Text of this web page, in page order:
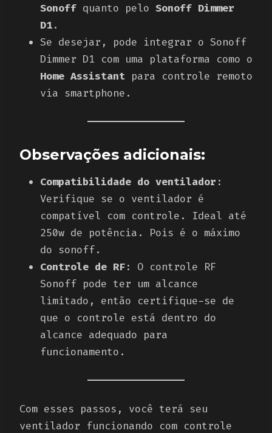
Sonoff quanto pelo Sonoff Dimmer
D1.
Se desejar, pode integrar o Sonoff
Dimmer D1 com uma plataforma como o
Home Assistant para controle remoto
via smartphone.
Observações adicionais:
Compatibilidade do ventilador:
Verifique se o ventilador é
compatível com controle. Ideal até
250w de potência. Pois é o máximo
do sonoff.
Controle de RF: O controle RF
Sonoff pode ter um alcance
limitado, então certifique-se de
que o controle está dentro do
alcance adequado para
funcionamento.
Com esses passos, você terá seu
ventilador funcionando com controle